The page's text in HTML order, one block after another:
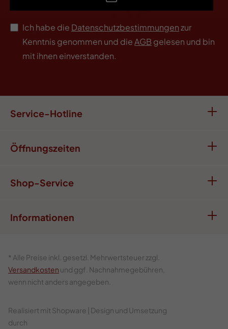
Ich habe die Datenschutzbestimmungenzur
Kenntnis genommen und dieAGB gelesen und bin
mit ihnen einverstanden.
Service-Hotline
Öffnungszeiten
Shop-Service
Informationen
* Alle Preise inkl. gesetzl. Mehrwertsteuer zzgl.
Versandkosten und ggf. Nachnahmegebühren,
wenn nicht anders angegeben.
Realisiert mit Shopware | Design und Umsetzung
durch